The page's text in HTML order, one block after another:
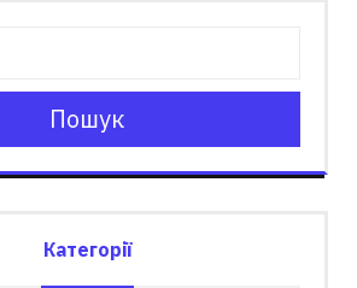
Пошук
Категорії